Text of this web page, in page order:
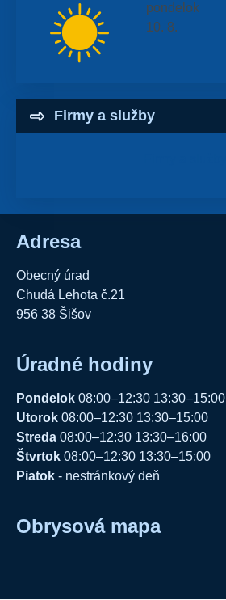
pondelok
10. 8.
Firmy a služby
Adresa
Obecný úrad
Chudá Lehota č.21
956 38 Šišov
Úradné hodiny
Pondelok 08:00–12:30 13:30–15:00
Utorok 08:00–12:30 13:30–15:00
Streda 08:00–12:30 13:30–16:00
Štvrtok 08:00–12:30 13:30–15:00
Piatok - nestránkový deň
Obrysová mapa